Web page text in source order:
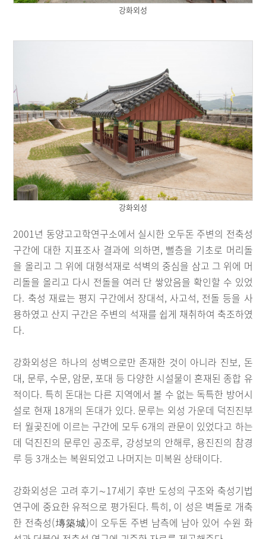
강화외성
강화외성
2001년 동양고고학연구소에서 실시한 오두돈 주변의 전축성
구간에 대한 지표조사 결과에 의하면, 뻘층을 기초로 머리돌
을 올리고 그 위에 대형석재로 석벽의 중심을 삼고 그 위에 머
리돌을 올리고 다시 전돌을 여러 단 쌓았음을 확인할 수 있었
다. 축성 재료는 평지 구간에서 장대석, 사고석, 전돌 등을 사
용하였고 산지 구간은 주변의 석재를 쉽게 채취하여 축조하였
다.
강화외성은 하나의 성벽으로만 존재한 것이 아니라 진보, 돈
대, 문루, 수문, 암문, 포대 등 다양한 시설물이 혼재된 종합 유
적이다. 특히 돈대는 다른 지역에서 볼 수 없는 독특한 방어시
설로 현재 18개의 돈대가 있다. 문루는 외성 가운데 덕진진부
터 월곶진에 이르는 구간에 모두 6개의 관문이 있었다고 하는
데 덕진진의 문루인 공조루, 강성보의 안해루, 용진진의 참경
루 등 3개소는 복원되었고 나머지는 미복원 상태이다.
강화외성은 고려 후기∼17세기 후반 도성의 구조와 축성기법
연구에 중요한 유적으로 평가된다. 특히, 이 성은 벽돌로 개축
한 전축성(塼築城)이 오두돈 주변 남측에 남아 있어 수원 화